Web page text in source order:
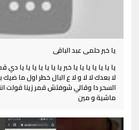
يا خبر حلمى عبد الباقى
يا يا يا يا يا يا يا خبر يا يا يا يا يا يا يا دي
لا بعدك لا لا و لا ع البال خطر اول ما ضيك
السحر دا وقالي شوفتش قمر زينا قولت
ماشية و مين